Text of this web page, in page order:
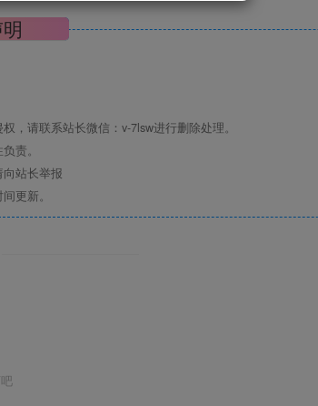
，请联系站长微信：v-7lsw进行删除处理。
责。
站长举报
更新。